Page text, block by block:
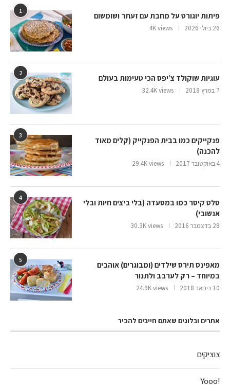
1
פיתות יוגורט על מחבת עם זעתר ושומשום
26 ביולי 2026 4K views
2
עוגיות שוקולד צ’יפס הכי טעימות בעולם
7 במרץ 2018 32.4K views
3
פנקייקים כמו בבית הפנקייק (קלים מאוד
להכנה)
4 באוקטובר 2017 29.4K views
4
סלט קיסר כמו במסעדה (בלי ביצים חיות ובלי
אנשובי)
28 בדצמבר 2016 30.3K views
5
מאפינס תירס שילדים (ומבוגרים) אוהבים
במיוחד – רק לערבב ולתנור
10 בינואר 2018 24.9K views
אתרים ובלוגים שאתם חייבים להכיר
צוציקים
!Yooo